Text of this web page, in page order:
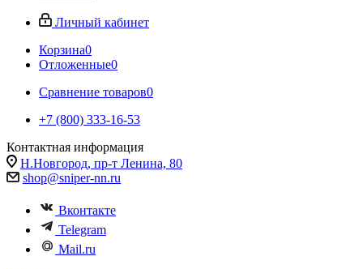
Личный кабинет
Корзина0
Отложенные0
Сравнение товаров0
+7 (800) 333-16-53
Контактная информация
Н.Новгород, пр-т Ленина, 80
shop@sniper-nn.ru
Вконтакте
Telegram
Mail.ru